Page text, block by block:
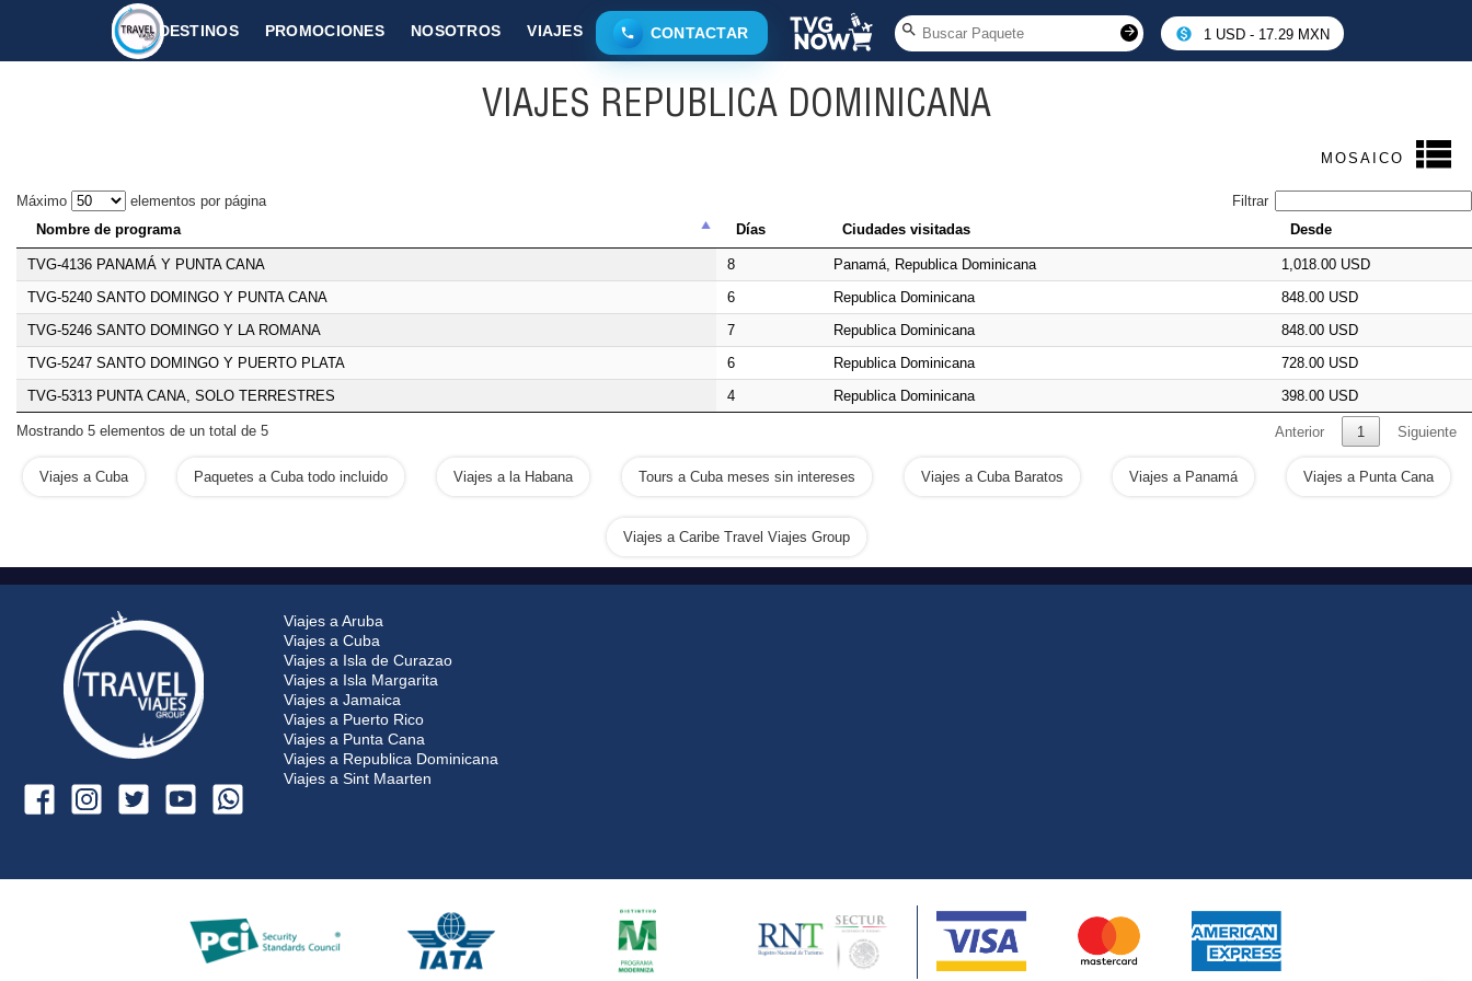
DESTINOS PROMOCIONES NOSOTROS VIAJES CONTACTAR 1 USD - 17.29 MXN
CARIBE REPUBLICA DOMINICANA
VIAJES REPUBLICA DOMINICANA
MOSAICO
Máximo elementos por página
Filtrar
Nombre de programa
Días Ciudades visitadas Desde
TVG-4136 PANAMÁ Y PUNTA CANA 8 Panamá, Republica Dominicana
1,018.00 USD
TVG-5240 SANTO DOMINGO Y PUNTA CANA
6 Republica Dominicana
848.00 USD
TVG-5246 SANTO DOMINGO Y LA ROMANA
7 Republica Dominicana
848.00 USD
TVG-5247 SANTO DOMINGO Y PUERTO PLATA
6 Republica Dominicana
728.00 USD
TVG-5313 PUNTA CANA, SOLO TERRESTRES
4 Republica Dominicana 398.00 USD
Mostrando 5 elementos de un total de 5 Anterior 1 Siguiente
Viajes a Cuba Paquetes a Cuba todo incluido Viajes a la Habana Tours a Cuba meses sin intereses Viajes a Cuba Baratos Viajes a Panamá Viajes a Punta Cana
Viajes a Caribe Travel Viajes Group
Viajes a Aruba
Viajes a Cuba
Viajes a Isla de Curazao
Viajes a Isla Margarita
Viajes a Jamaica
Viajes a Puerto Rico
Viajes a Punta Cana
Viajes a Republica Dominicana
Viajes a Sint Maarten